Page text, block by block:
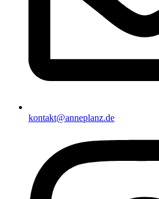
kontakt@anneplanz.de